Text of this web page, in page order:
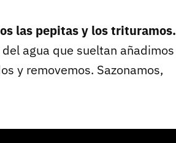
las pepitas y los trituramos.
agua que sueltan añadimos
y removemos. Sazonamos,